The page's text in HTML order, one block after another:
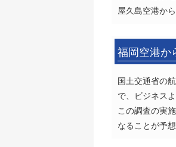
屋久島空港か
福岡空港か
国土交通省の
で、ビジネス
この調査の実
なることが予想